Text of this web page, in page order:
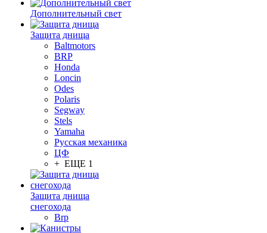
Дополнительный свет
Защита днища
Baltmotors
BRP
Honda
Loncin
Odes
Polaris
Segway
Stels
Yamaha
Русская механика
ЦФ
+ ЕЩЕ 1
Защита днища
снегохода
Brp